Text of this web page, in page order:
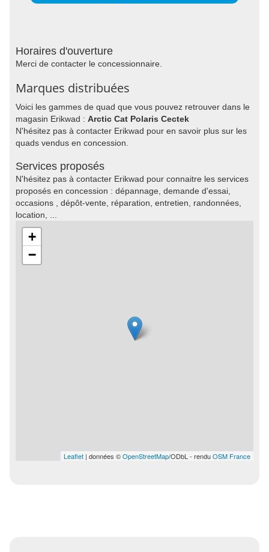
Horaires d'ouverture
Merci de contacter le concessionnaire.
Marques distribuées
Voici les gammes de quad que vous pouvez retrouver dans le
magasin Erikwad : Arctic Cat Polaris Cectek
N'hésitez pas à contacter Erikwad pour en savoir plus sur les
quads vendus en concession.
Services proposés
N'hésitez pas à contacter Erikwad pour connaitre les services
proposés en concession : dépannage, demande d'essai,
occasions , dépôt-vente, réparation, entretien, randonnées,
location, ...
+
−
Leaflet | données ©OpenStreetMap/ODbL - renduOSM France